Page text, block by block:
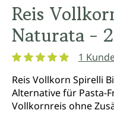
Reis
Naturata -
1
Reis Vollkorn Spirelli
Alternative für Pasta-
Vollkornreis ohne